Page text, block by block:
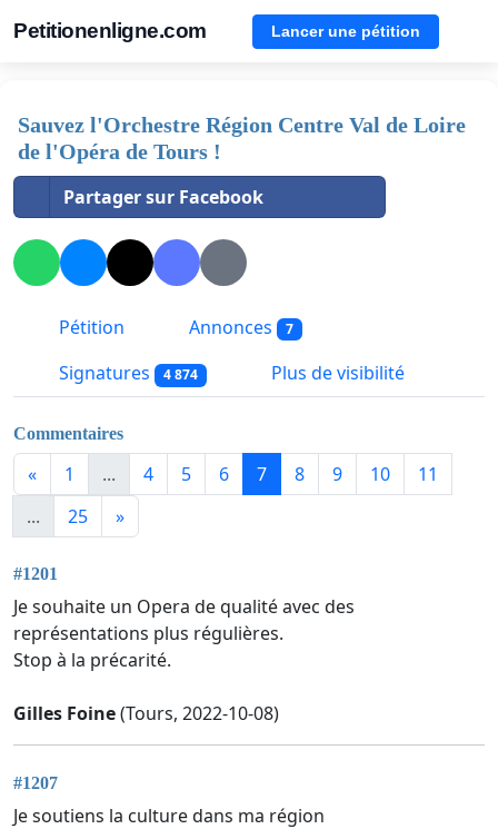
Petitionenligne.com Lancer une pétition
Sauvez l'Orchestre Région Centre Val de Loire
de l'Opéra de Tours !
Partager sur Facebook
Pétition Annonces 7
Signatures 4 874 Plus de visibilité
Commentaires
« 1 ... 4 5 6 7 8 9 10
11
...
25 »
#1201
Je souhaite un Opera de qualité avec des
représentations plus régulières.
Stop à la précarité.
Gilles Foine(Tours, 2022-10-08)
#1207
Je soutiens la culture dans ma région